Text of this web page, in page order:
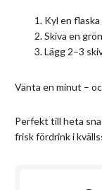
Kyl en
Skiva en
Lägg 2–3
Vänta en minut –
Perfekt till heta
frisk fördrink i